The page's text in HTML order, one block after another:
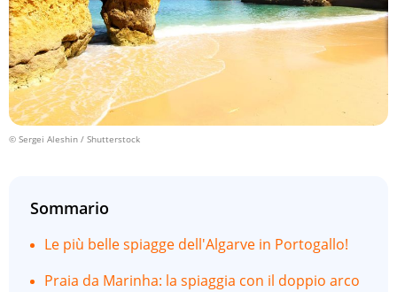
© Sergei Aleshin / Shutterstock
Sommario
Le più belle spiagge dell'Algarve in Portogallo!
Praia da Marinha: la spiaggia con il doppio arco